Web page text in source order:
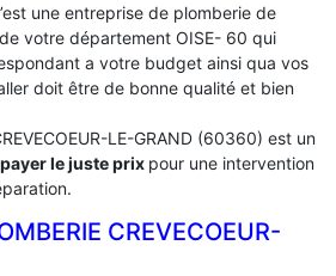
une entreprise de plomberie de
votre département OISE- 60 qui
a votre budget ainsi qua vos
doit être de bonne qualité et bien
LE-GRAND (60360) est un
le juste prix pour une intervention
CREVECOEUR-